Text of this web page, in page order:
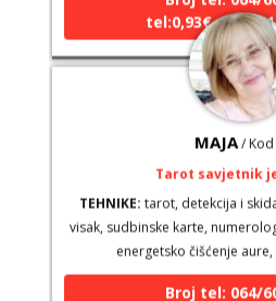
tel:0,93€ -
MAJA /
Tarot savjetnik
TEHNIKE: tarot, detekcija i
visak, sudbinske karte,
energetsko čišćenje aure,
Broj tel: 064/